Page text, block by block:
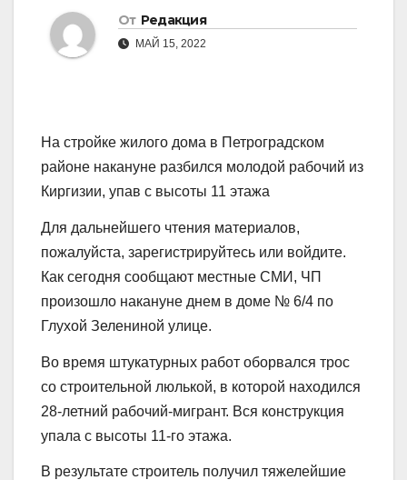
От Редакция
МАЙ 15, 2022
На стройке жилого дома в Петроградском
районе накануне разбился молодой рабочий из
Киргизии, упав с высоты 11 этажа
Для дальнейшего чтения материалов,
пожалуйста, зарегистрируйтесь или войдите.
Как сегодня сообщают местные СМИ, ЧП
произошло накануне днем в доме № 6/4 по
Глухой Зелениной улице.
Во время штукатурных работ оборвался трос
со строительной люлькой, в которой находился
28-летний рабочий-мигрант. Вся конструкция
упала с высоты 11-го этажа.
В результате строитель получил тяжелейшие